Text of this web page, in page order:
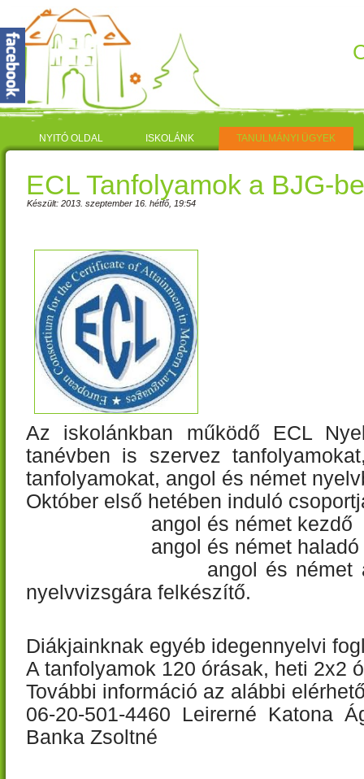
NYITÓ OLDAL ISKOLÁNK TANULMÁNYI ÜGYEK
ECL Tanfolyamok a BJG-
Készült: 2013. szeptember 16. hétfő, 19:54
Az iskolánkban működő ECL
tanévben is szervez
tanfolyamokat, angol és német
Október első hetében induló
angol és német kezdő
angol és német haladó
angol és német alap-,
nyelvvizsgára felkészítő.
Diákjainknak egyéb idegennyelvi
A tanfolyamok 120 órásak, heti 2x2
További információ az alábbi
06-20-501-4460 Leirerné Katona
Banka Zsoltné